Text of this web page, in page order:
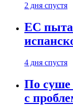
2 дня спустя
ЕС
4 дня спустя
По суше
с